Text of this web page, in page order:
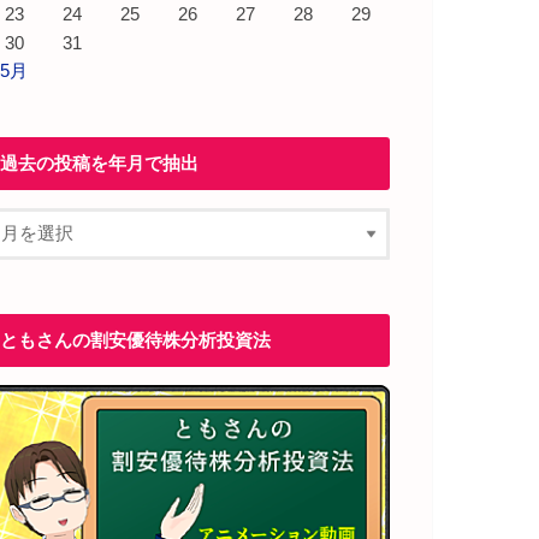
23 24 25 26 27 28
29
30
31
月
過去の投稿を年月で抽出
ともさんの割安優待株分析投資法